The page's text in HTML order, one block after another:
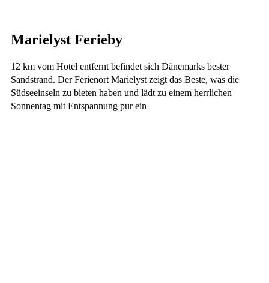
Marielyst Ferieby
12 km vom Hotel entfernt befindet sich Dänemarks bester
Sandstrand. Der Ferienort Marielyst zeigt das Beste, was die
Südseeinseln zu bieten haben und lädt zu einem herrlichen
Sonnentag mit Entspannung pur ein